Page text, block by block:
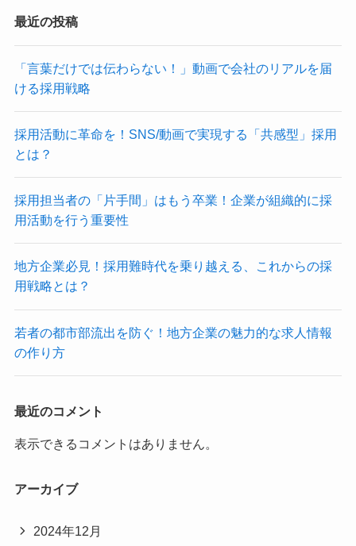
最近の投稿
「言葉だけでは伝わらない！」動画で会社のリアルを届
ける採用戦略
採用活動に革命を！SNS/動画で実現する「共感型」採用
とは？
採用担当者の「片手間」はもう卒業！企業が組織的に採
用活動を行う重要性
地方企業必見！採用難時代を乗り越える、これからの採
用戦略とは？
若者の都市部流出を防ぐ！地方企業の魅力的な求人情報
の作り方
最近のコメント
表示できるコメントはありません。
アーカイブ
2024年12月